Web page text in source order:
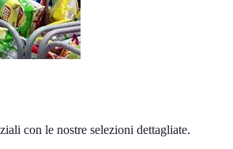
con le nostre selezioni dettagliate.